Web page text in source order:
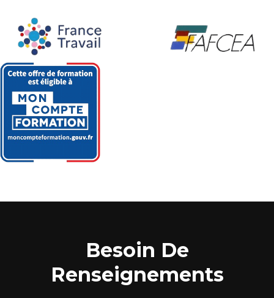
Besoin De
Renseignements